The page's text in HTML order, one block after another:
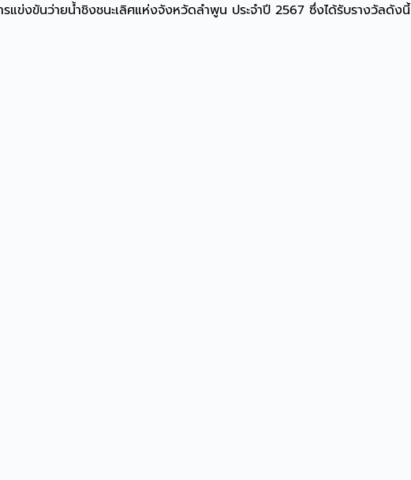
แข่งขันว่ายน้ำชิงชนะเลิศแห่งจังหวัดลำพูน ประจำปี 2567 ซึ่งได้รับรางวัลดังนี้